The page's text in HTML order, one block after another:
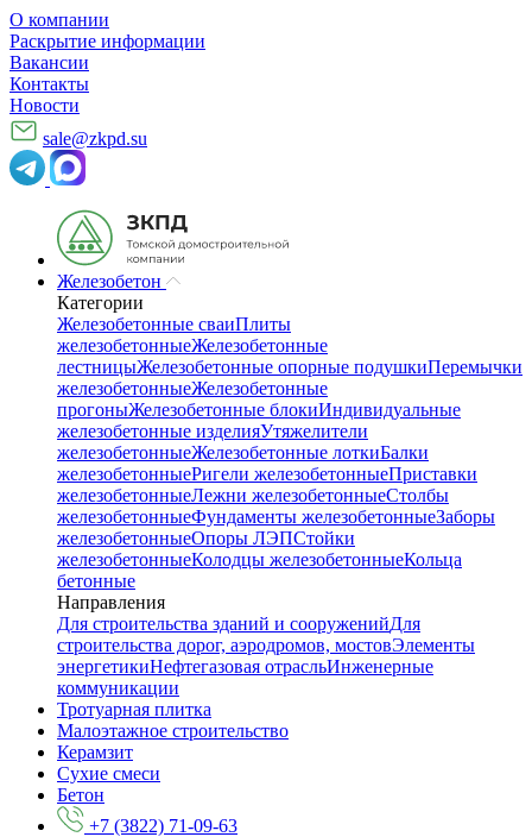
О компании
Раскрытие информации
Вакансии
Контакты
Новости
sale@zkpd.su
Железобетон
Категории
Железобетонные сваиПлиты
железобетонныеЖелезобетонные
лестницыЖелезобетонные опорные подушкиПеремычки
железобетонныеЖелезобетонные
прогоныЖелезобетонные блокиИндивидуальные
железобетонные изделияУтяжелители
железобетонныеЖелезобетонные лоткиБалки
железобетонныеРигели железобетонныеПриставки
железобетонныеЛежни железобетонныеСтолбы
железобетонныеФундаменты железобетонныеЗаборы
железобетонныеОпоры ЛЭПСтойки
железобетонныеКолодцы железобетонныеКольца
бетонные
Направления
Для строительства зданий и сооруженийДля
строительства дорог, аэродромов, мостовЭлементы
энергетикиНефтегазовая отрасльИнженерные
коммуникации
Тротуарная плитка
Малоэтажное строительство
Керамзит
Сухие смеси
Бетон
+7 (3822) 71-09-63